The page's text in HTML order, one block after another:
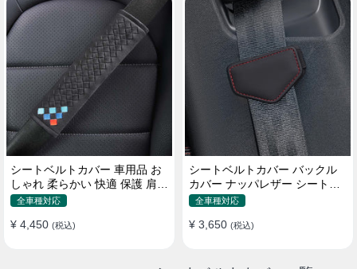
シートベルトカバー 車用品 お
しゃれ 柔らかい 快適 保護 肩当
てパッド 圧迫感軽減
全車種対応
¥ 4,450 (税込)
シートベルトカバー バックル
カバー ナッパレザー シートベ
ルトパッド 異音防止 傷防止 マ
全車種対応
¥ 3,650 (税込)